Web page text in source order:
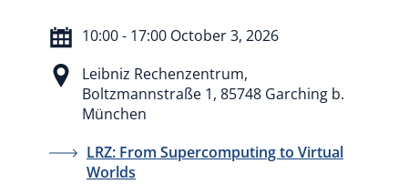
10:00 - 17:00 October 3, 2026
Leibniz Rechenzentrum,
Boltzmannstraße 1, 85748 Garching b.
München
LRZ: From Supercomputing to Virtual
Worlds